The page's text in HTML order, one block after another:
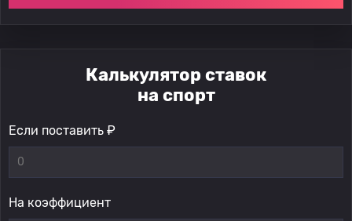
Калькулятор ставок
на спорт
Если поставить ₽
На коэффициент